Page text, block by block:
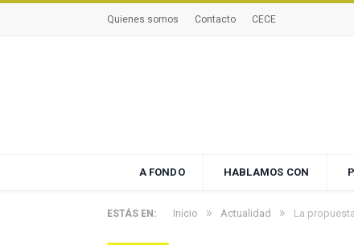
Quienes somos Contacto CECE
A FONDO HABLAMOS CON
ESTÁS EN: Inicio » Actualidad » La